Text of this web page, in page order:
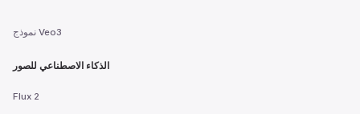
نموذج Veo3
الذكاء الاصطناعي للصور
Flux 2